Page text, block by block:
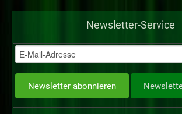
Newsletter-Service